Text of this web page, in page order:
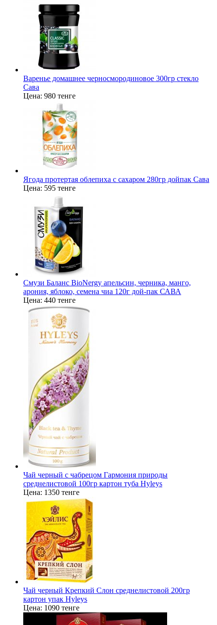
Варенье домашнее черносмородиновое 300гр стекло
Сава
Цена: 980 тенге
Ягода протертая облепиха с сахаром 280гр дойпак Сава
Цена: 595 тенге
Смузи Баланс BioNergy апельсин, черника, манго,
арония, яблоко, семена чиа 120г дой-пак САВА
Цена: 440 тенге
Чай черный с чабрецом Гармония природы
среднелистовой 100гр картон туба Hyleys
Цена: 1350 тенге
Чай черный Крепкий Слон среднелистовой 200гр
картон упак Hyleys
Цена: 1090 тенге